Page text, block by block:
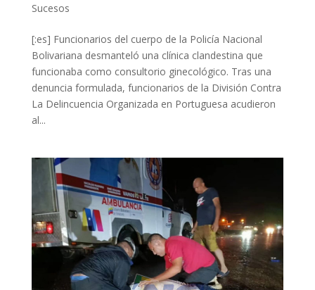
Sucesos
[:es] Funcionarios del cuerpo de la Policía Nacional
Bolivariana desmanteló una clínica clandestina que
funcionaba como consultorio ginecológico. Tras una
denuncia formulada, funcionarios de la División Contra
La Delincuencia Organizada en Portuguesa acudieron
al...